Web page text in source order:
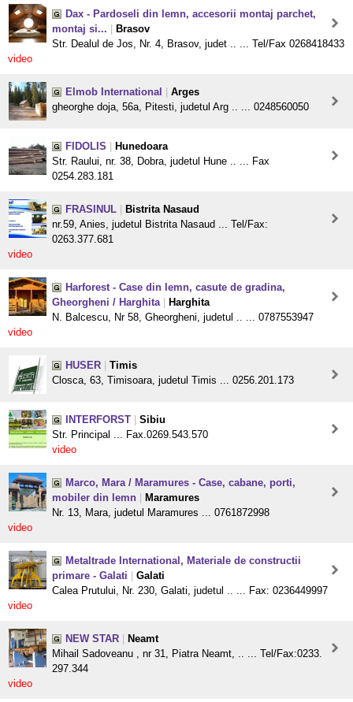
Dax - Pardoseli din lemn, accesorii montaj parchet,
montaj si...
Brasov
Str. Dealul de Jos, Nr. 4, Brasov, judet .. ... Tel/Fax 0268418433
video
Elmob International
Arges
gheorghe doja, 56a, Pitesti, judetul Arg .. ... 0248560050
FIDOLIS
Hunedoara
Str. Raului, nr. 38, Dobra, judetul Hune .. ... Fax
0254.283.181
FRASINUL
Bistrita Nasaud
nr.59, Anies, judetul Bistrita Nasaud ... Tel/Fax:
0263.377.681
video
Harforest - Case din lemn, casute de gradina,
Gheorgheni / Harghita
Harghita
N. Balcescu, Nr 58, Gheorgheni, judetul .. ... 0787553947
video
HUSER
Timis
Closca, 63, Timisoara, judetul Timis ... 0256.201.173
INTERFORST
Sibiu
Str. Principal ... Fax.0269.543.570
video
Marco, Mara / Maramures - Case, cabane, porti,
mobiler din lemn
Maramures
Nr. 13, Mara, judetul Maramures ... 0761872998
video
Metaltrade International, Materiale de constructii
primare - Galati
Galati
Calea Prutului, Nr. 230, Galati, judetul .. ... Fax: 0236449997
video
NEW STAR
Neamt
Mihail Sadoveanu , nr 31, Piatra Neamt, .. ... Tel/Fax:0233.
297.344
video